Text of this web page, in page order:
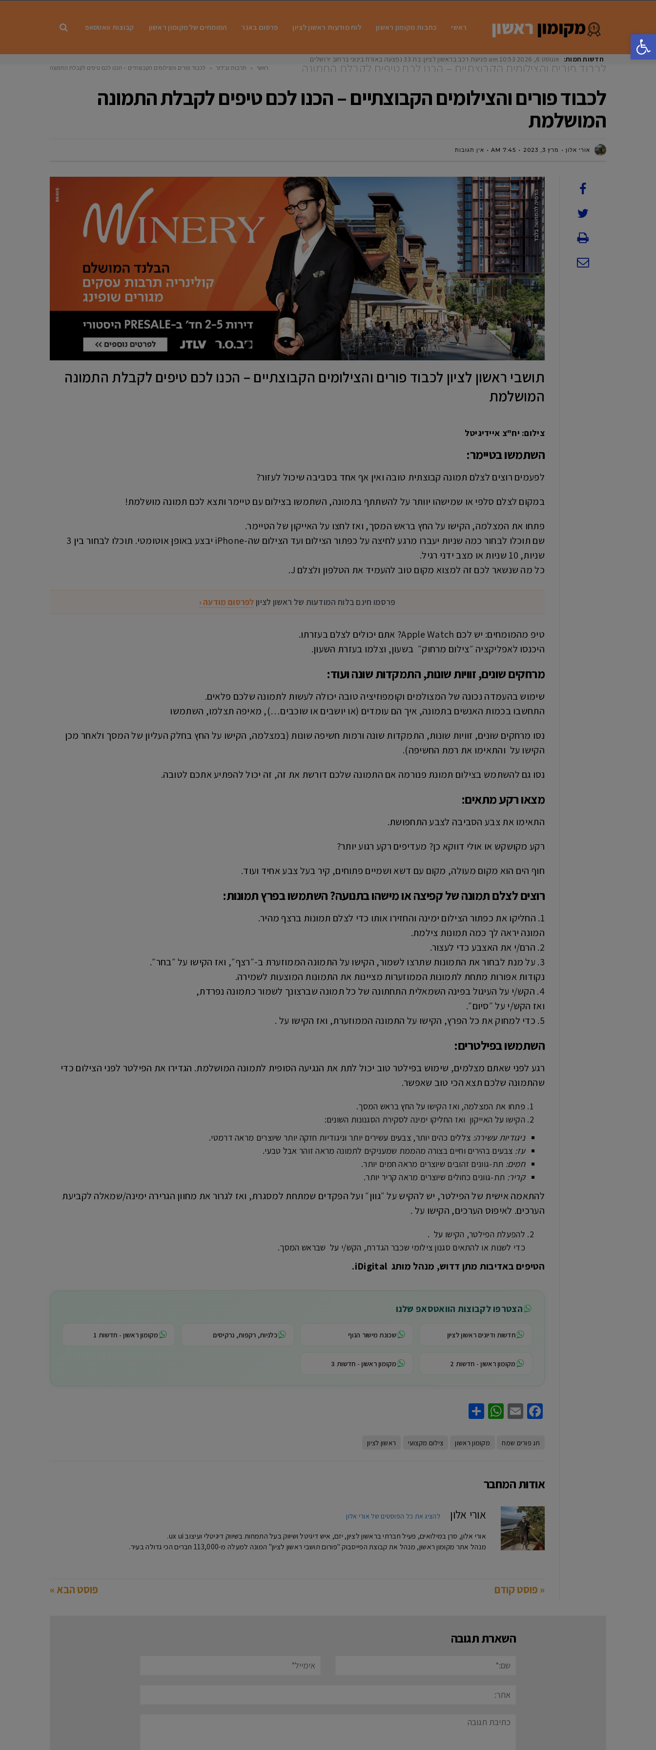
פתח סרגל נגישות
ראשי כתבות מקומון ראשון לוח מודעות ראשון לציון פרסום באנר המומחים של מקומון ראשון קבוצות וואטסאפ
חדשות חמות: אוגוסט 6, 2026 10:53 am פגיעת רכב בראשון לציון: בת 33 נפצעה באורח בינוני ברחוב ירושלים
לכבוד פורים והצילומים הקבוצתיים – הכנו לכם טיפים לקבלת התמונה
המושלמת ראשי » תרבות ובידור »
לכבוד פורים והצילומים הקבוצתיים – הכנו לכם טיפים לקבלת התמונה
לכבוד פורים והצילומים הקבוצתיים – הכנו לכם טיפים לקבלת התמונה
המושלמת
אורי אלון מרץ 3, 2023 7:45 AM אין תגובות
תושבי ראשון לציון לכבוד פורים והצילומים הקבוצתיים – הכנו לכם טיפים לקבלת התמונה
המושלמת
צילום: יח"צ איידיגיטל
השתמשו בטיימר:
לפעמים רוצים לצלם תמונה קבוצתית טובה ואין אף אחד בסביבה שיכול לעזור?
במקום לצלם סלפי או שמישהו יוותר על להשתתף בתמונה, השתמשו בצילום עם טיימר ותצא לכם תמונה מושלמת!
פתחו את המצלמה, הקישו על החץ בראש המסך, ואז לחצו על האייקון של הטיימר.
שם תוכלו לבחור כמה שניות יעברו מרגע לחיצה על כפתור הצילום ועד הצילום שה-iPhone יבצע באופן אוטומטי. תוכלו לבחור בין 3
שניות, 10 שניות או מצב ידני רגיל.
כל מה שנשאר לכם זה למצוא מקום טוב להעמיד את הטלפון ולצלם J.
פרסמו חינם בלוח המודעות של ראשון לציון לפרסום מודעה ‹
טיפ מהמומחים: יש לכם Apple Watch? אתם יכולים לצלם בעזרתו.
היכנסו לאפליקציה ״צילום מרחוק״ בשעון, וצלמו בעזרת השעון.
מרחקים שונים, זוויות שונות, התמקדות שונה ועוד:
שימוש בהעמדה נכונה של המצולמים וקומפוזיציה טובה יכולה לעשות לתמונה שלכם פלאים.
התחשבו בכמות האנשים בתמונה, איך הם עומדים (או יושבים או שוכבים…), מאיפה תצלמו, השתמשו
נסו מרחקים שונים, זוויות שונות, התמקדות שונה ורמות חשיפה שונות (במצלמה, הקישו על החץ בחלק העליון של המסך ולאחר מכן
הקישו על והתאימו את רמת החשיפה).
נסו גם להשתמש בצילום תמונת פנורמה אם התמונה שלכם דורשת את זה, זה יכול להפתיע אתכם לטובה.
מצאו רקע מתאים:
התאימו את צבע הסביבה לצבע התחפושת.
רקע מקושקש או אולי דווקא כן? מעדיפים רקע רגוע יותר?
חוף הים הוא מקום מעולה, מקום עם דשא ושמיים פתוחים, קיר בעל צבע אחיד ועוד.
רוצים לצלם תמונה של קפיצה או מישהו בתנועה? השתמשו בפרץ תמונות:
1. החליקו את כפתור הצילום ימינה והחזירו אותו כדי לצלם תמונות ברצף מהיר.
המונה יראה לך כמה תמונות צילמת.
2. הרם/י את האצבע כדי לעצור.
3. על מנת לבחור את התמונות שתרצו לשמור, הקישו על התמונה הממוזערת ב-״רצף״, ואז הקישו על ״בחר״.
נקודות אפורות מתחת לתמונות הממוזערות מציינות את התמונות המוצעות לשמירה.
4. הקש/י על העיגול בפינה השמאלית התחתונה של כל תמונה שברצונך לשמור כתמונה נפרדת,
ואז הקש/י על ״סיום״.
5. כדי למחוק את כל הפרץ, הקישו על התמונה הממוזערת, ואז הקישו על .
השתמשו בפילטרים:
רגע לפני שאתם מצלמים, שימוש בפילטר טוב יכול לתת את הנגיעה הסופית לתמונה המושלמת. הגדירו את הפילטר לפני הצילום כדי
שהתמונה שלכם תצא הכי טוב שאפשר.
פתחו את המצלמה, ואז הקישו על החץ בראש המסך.
הקישו על האייקון ואז החליקו ימינה לסקירת הסגנונות השונים:
ניגודיות עשירה: צללים כהים יותר, צבעים עשירים יותר וניגודיות חזקה יותר שיוצרים מראה דרמטי.
עז: צבעים בהירים וחיים בצורה מהממת שמעניקים לתמונה מראה זוהר אבל טבעי.
חמים: תת-גוונים זהובים שיוצרים מראה חמים יותר.
קריר: תת-גוונים כחולים שיוצרים מראה קריר יותר.
להתאמה אישית של הפילטר, יש להקיש על ״גוון״ ועל הפקדים שמתחת למסגרת, ואז לגרור את מחוון הגרירה ימינה/שמאלה לקביעת
הערכים. לאיפוס הערכים, הקישו על .
להפעלת הפילטר, הקישו על .
כדי לשנות או להתאים סגנון צילומי שכבר הגדרת, הקש/י על שבראש המסך.
הטיפים באדיבות מתן דדוש, מנהל מותג iDigital.
הצטרפו לקבוצות הוואטסאפ שלנו
חדשות ודיונים ראשון לציון שכונת מישור הנוף כלניות, רקפות, נרקיסים מקומון ראשון - חדשות 1
מקומון ראשון - חדשות 2 מקומון ראשון - חדשות 3
Facebook
Email
WhatsApp
חג פורים שמח מקומון ראשון צילום מקצועי ראשון לציון
אודות המחבר
אורי אלון להציג את כל הפוסטים של אורי אלון
אורי אלון, סרן במילואים, פעיל חברתי בראשון לציון, יזם, איש דיגיטל ושיווק בעל התמחות בשיווק דיגיטלי ועיצוב ux ui.
מנהל אתר מקומון ראשון, מנהל את קבוצת הפייסבוק "פורום תושבי ראשון לציון" המונה למעלה מ-113,000 חברים הכי גדולה בעיר.
« פוסט קודם פוסט הבא »
השארת תגובה
אימייל*
תגובה